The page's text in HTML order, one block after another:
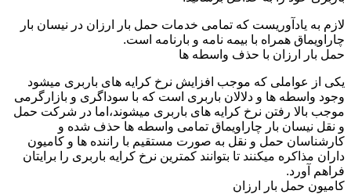
لازم به یادآوریست که تمامی خدمات حمل بار ارزان در نیسان بار
چاراویماق همراه با بیمه نامه و بارنامه است.
حمل بار ارزان با حذف واسطه ها
یکی از عواملی که موجب افزایش نرخ کرایه های باربری میشود
وجود واسطه ها و دلالان باربری است که با سوداگری و بازارگرمی
موجب بالا رفتن نرخ کرایه های باربری میشوند،اما در شرکت حمل
و نقل نیسان بار چاراویماق تمامی واسطه ها حذف شده و
کارشناسان حمل و نقل به صورت مستقیم با راننده ها و کامیون
داران مذاکره میکنند تا بتوانند کمترین نرخ کرایه باربری را برایتان
فراهم آورد.
کامیون حمل بار ارزان